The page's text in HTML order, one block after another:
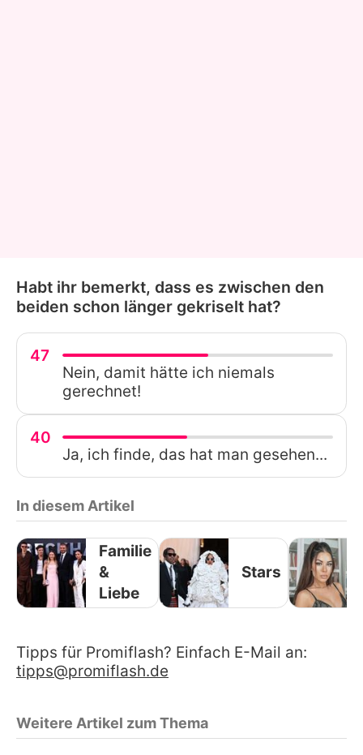
Habt ihr bemerkt, dass es zwischen den
beiden schon länger gekriselt hat?
47
Nein, damit hätte ich niemals
gerechnet!
40
Ja, ich finde, das hat man gesehen...
In diesem Artikel
Familie
&
Liebe
Stars
Tipps für Promiflash? Einfach E-Mail an:
tipps@promiflash.de
Weitere Artikel zum Thema